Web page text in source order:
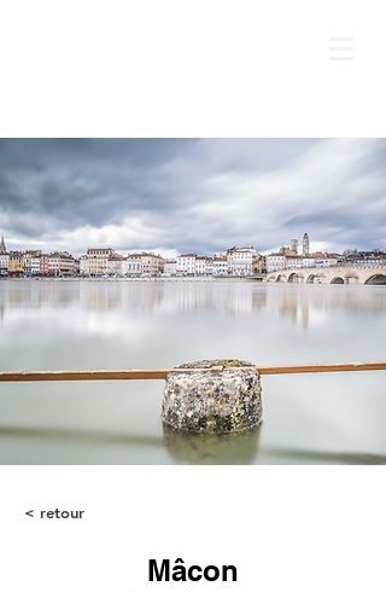
< retour
Mâcon